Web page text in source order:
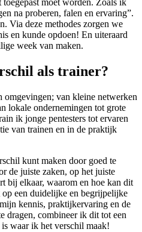
moet worden. Zoals ik
na proberen, falen en ervaring”.
Via deze methodes zorgen we
en kunde opdoen! En uiteraard
week van maken.
als trainer?
van kleine netwerken
lokale ondernemingen tot grote
ik jonge pentesters tot ervaren
van trainen en in de praktijk
kunt maken door goed te
de juiste zaken, op het juiste
bij elkaar, waarom en hoe kan dit
een duidelijke en begrijpelijke
kennis, praktijkervaring en de
dragen, combineer ik dit tot een
waar ik het verschil maak!